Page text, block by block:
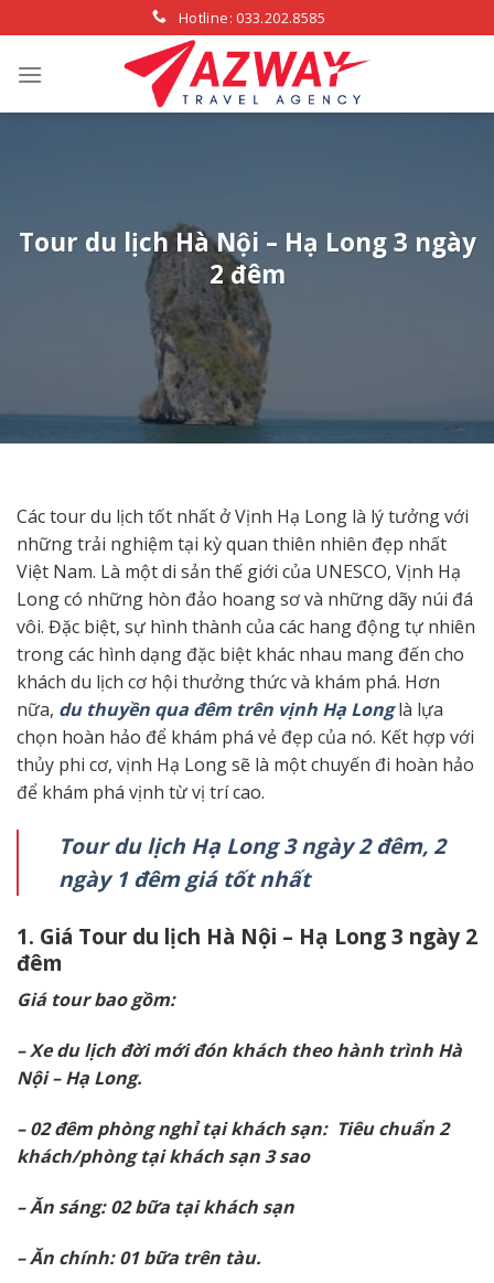
to
content
Hotline: 033.202.8585
Tour du lịch Hà Nội – Hạ Long 3 ngày
2 đêm
Các tour du lịch tốt nhất ở Vịnh Hạ Long là lý tưởng với
những trải nghiệm tại kỳ quan thiên nhiên đẹp nhất
Việt Nam. Là một di sản thế giới của UNESCO, Vịnh Hạ
Long có những hòn đảo hoang sơ và những dãy núi đá
vôi. Đặc biệt, sự hình thành của các hang động tự nhiên
trong các hình dạng đặc biệt khác nhau mang đến cho
khách du lịch cơ hội thưởng thức và khám phá. Hơn
nữa, du thuyền qua đêm trên vịnh Hạ Longlà lựa
chọn hoàn hảo để khám phá vẻ đẹp của nó. Kết hợp với
thủy phi cơ, vịnh Hạ Long sẽ là một chuyến đi hoàn hảo
để khám phá vịnh từ vị trí cao.
Tour du lịch Hạ Long 3 ngày 2 đêm, 2
ngày 1 đêm giá tốt nhất
1. Giá Tour du lịch Hà Nội – Hạ Long 3 ngày 2
đêm
Giá tour bao gồm:
– Xe du lịch đời mới đón khách theo hành trình Hà
Nội – Hạ Long.
– 02 đêm phòng nghỉ tại khách sạn: Tiêu chuẩn 2
khách/phòng tại khách sạn 3 sao
– Ăn sáng: 02 bữa tại khách sạn
– Ăn chính: 01 bữa trên tàu.